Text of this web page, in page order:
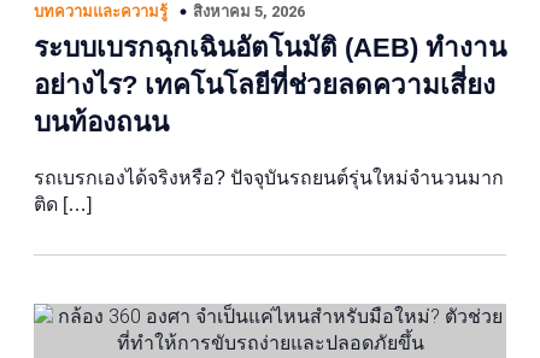
บทความและความรู้ สิงหาคม 5, 2026
ระบบเบรกฉุกเฉินอัตโนมัติ (AEB) ทำงาน
อย่างไร? เทคโนโลยีที่ช่วยลดความเสี่ยง
บนท้องถนน
รถเบรกเองได้จริงหรือ? ปัจจุบันรถยนต์รุ่นใหม่จำนวนมาก
ติด […]